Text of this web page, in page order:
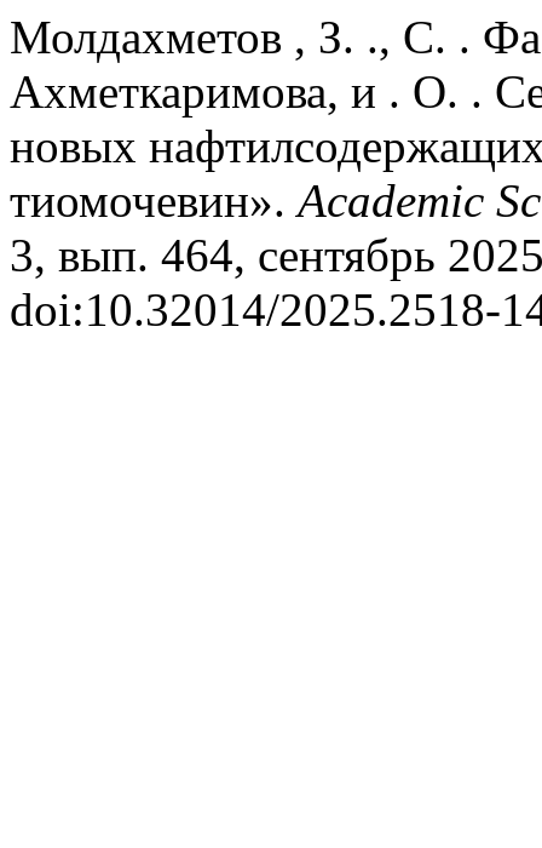
Молдахметов , З. ., С. .
Ахметкаримова, и . О. .
новых
тиомочевин».Academic
3, вып. 464, сентябрь
doi:10.32014/2025.2518-